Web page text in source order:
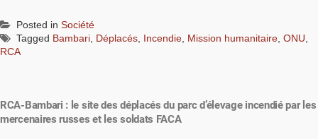
Posted in Société
Tagged Bambari, Déplacés, Incendie, Mission humanitaire, ONU,
RCA
RCA-Bambari : le site des déplacés du parc d’élevage incendié par les
mercenaires russes et les soldats FACA